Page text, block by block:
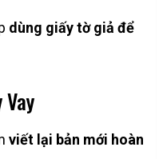
dùng giấy tờ giả để
viết lại bản mới hoàn